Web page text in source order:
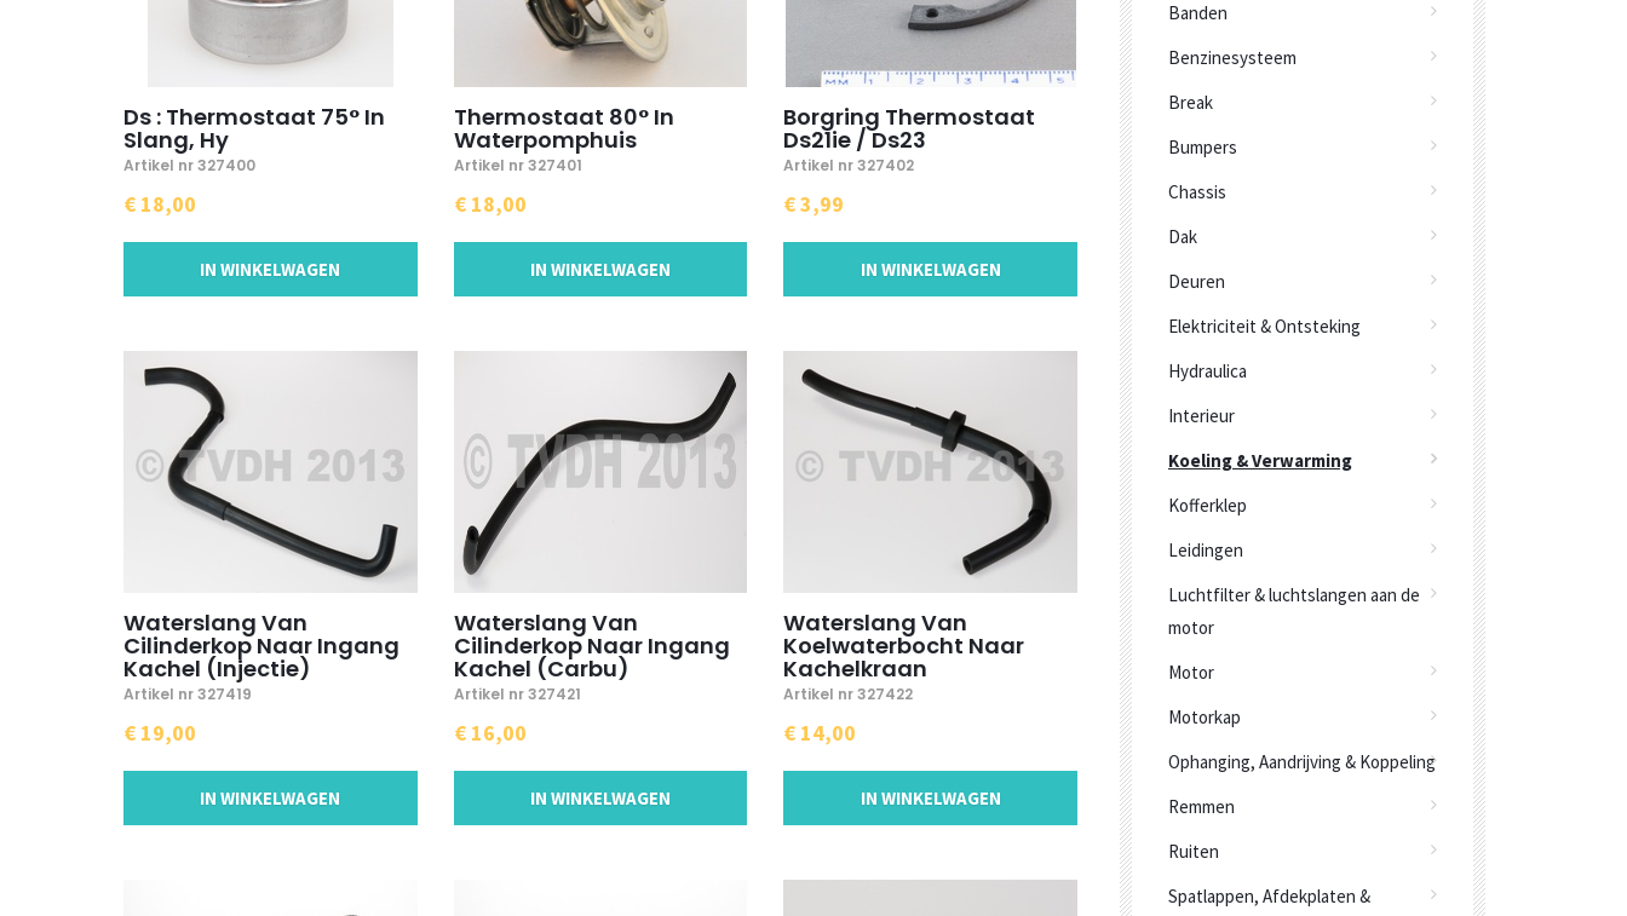
Ds : Thermostaat 75° In
Slang, Hy
Artikel nr 327400
€ 18,00
IN WINKELWAGEN
Thermostaat 80° In
Waterpomphuis
Artikel nr 327401
€ 18,00
IN WINKELWAGEN
Borgring Thermostaat
Ds21ie / Ds23
Artikel nr 327402
€ 3,99
IN WINKELWAGEN
Waterslang Van
Cilinderkop Naar Ingang
Kachel (Injectie)
Artikel nr 327419
€ 19,00
IN WINKELWAGEN
Waterslang Van
Cilinderkop Naar Ingang
Kachel (Carbu)
Artikel nr 327421
€ 16,00
IN WINKELWAGEN
Waterslang Van
Koelwaterbocht Naar
Kachelkraan
Artikel nr 327422
€ 14,00
IN WINKELWAGEN
Banden
Benzinesysteem
Break
Bumpers
Chassis
Dak
Deuren
Elektriciteit & Ontsteking
Hydraulica
Interieur
Koeling & Verwarming
Kofferklep
Leidingen
Luchtfilter & luchtslangen aan de
motor
Motor
Motorkap
Ophanging, Aandrijving & Koppeling
Remmen
Ruiten
Spatlappen, Afdekplaten &